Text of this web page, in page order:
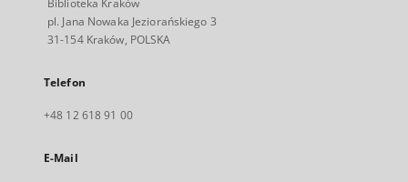
Biblioteka Kraków
pl. Jana Nowaka Jeziorańskiego 3
31-154 Kraków, POLSKA
Telefon
+48 12 618 91 00
E-Mail